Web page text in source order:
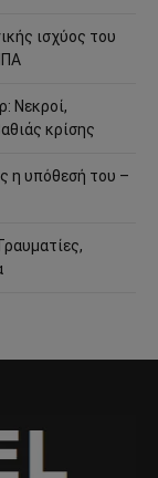
ισχύος του
Νεκροί,
κρίσης
η υπόθεσή του –